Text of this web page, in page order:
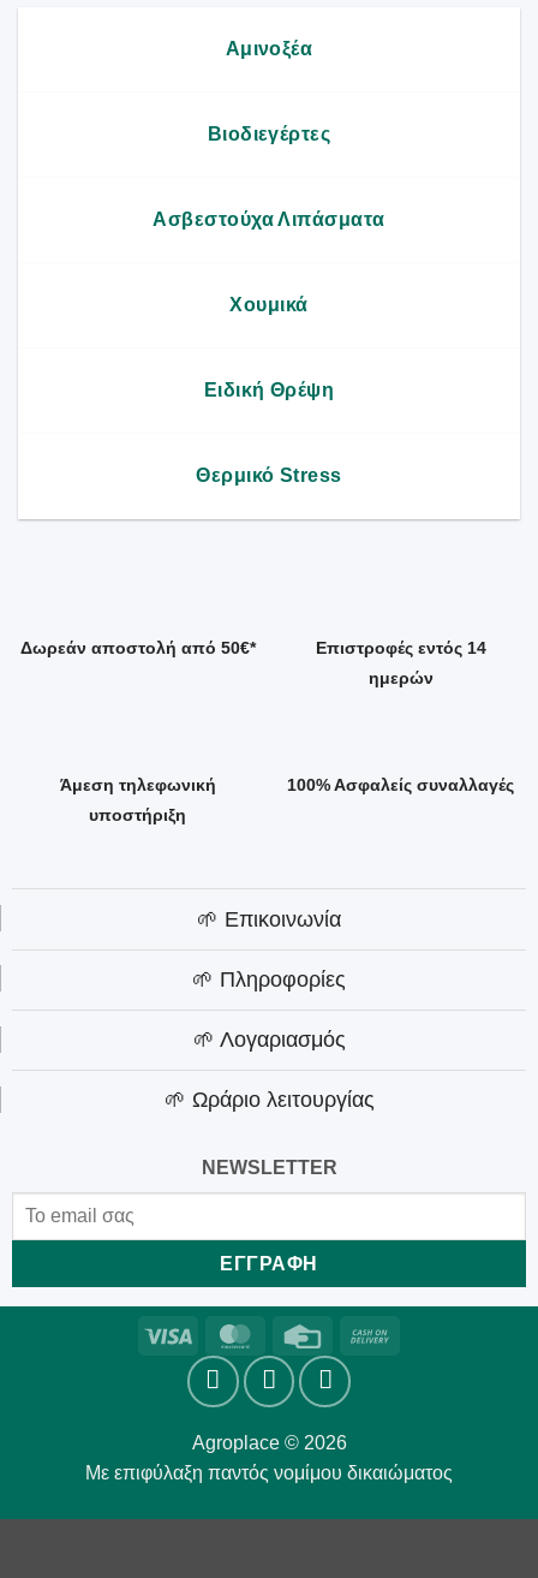
Αμινοξέα
Βιοδιεγέρτες
Ασβεστούχα Λιπάσματα
Χουμικά
Ειδική Θρέψη
Θερμικό Stress
Δωρεάν αποστολή από 50€*
Επιστροφές εντός 14
ημερών
Άμεση τηλεφωνική
υποστήριξη
100% Ασφαλείς συναλλαγές
🌱 Επικοινωνία
🌱 Πληροφορίες
🌱 Λογαριασμός
🌱 Ωράριο λειτουργίας
NEWSLETTER
Agroplace © 2026
Με επιφύλαξη παντός νομίμου δικαιώματος
Visa MasterCardCredit
Card